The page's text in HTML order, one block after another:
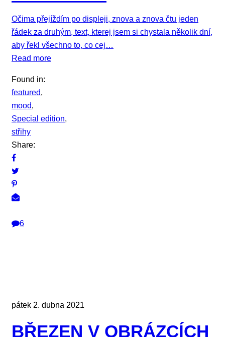
Očima přejíždím po displeji, znova a znova čtu jeden
řádek za druhým, text, kterej jsem si chystala několik dní,
aby řekl všechno to, co cej…
Read more
Found in:
featured,
mood,
Special edition,
střihy
Share:
6
pátek 2. dubna 2021
BŘEZEN V OBRÁZCÍCH